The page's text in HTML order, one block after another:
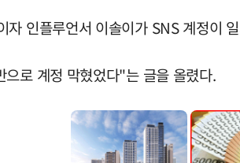
인플루언서 이솔이가 SNS 계정이
로 계정 막혔었다"는 글을 올렸다.